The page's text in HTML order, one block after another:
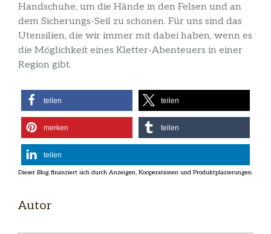
Handschuhe, um die Hände in den Felsen und an
dem Sicherungs-Seil zu schonen. Für uns sind das
Utensilien, die wir immer mit dabei haben, wenn es
die Möglichkeit eines Kletter-Abenteuers in einer
Region gibt.
teilen teilen
merken teilen
teilen
Autor